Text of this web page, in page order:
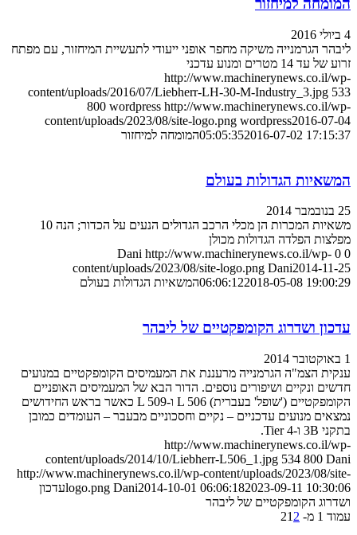
המומחה למיחזור
4 ביולי 2016
ליבהר הגרמנייה משיקה מחפר אופני ייעודי לתעשיית המיחזור, עם מפתח
זרוע של עד 14 מטרים ומנוע עדכני
http://www.machinerynews.co.il/wp-
content/uploads/2016/07/Liebherr-LH-30-M-Industry_3.jpg 533
800 wordpress http://www.machinerynews.co.il/wp-
content/uploads/2023/08/site-logo.png wordpress2016-07-04
05:05:352016-07-02 17:15:37 המומחה למיחזור
המשאיות הגדולות בעולם
25 בנובמבר 2014
משאיות המכרות הן מכלי הרכב הגדולים הנעים על הכדור; הנה 10
מפלצות הפלדה הגדולות מכולן
0
0
Dani http://www.machinerynews.co.il/wp-
content/uploads/2023/08/site-logo.png Dani2014-11-25
06:06:122018-05-08 19:00:29 המשאיות הגדולות בעולם
עדכון ושדרוג הקומפקטיים של ליבהר
1 באוקטובר 2014
ענקית הצמ"ה הגרמנייה מרעננת את המעמיסים הקומפקטיים במנועים
חדשים ונקיים ושיפורים נוספים. הדור הבא של המעמיסים האופניים
הקומפקטיים ('שופל' בעברית) L 506 ו-L 509 כאשר בראש החידושים
נמצאים מנועים עדכניים – נקיים וחסכוניים מבעבר – העומדים כמובן
בתקני 3B ו-Tier 4.
http://www.machinerynews.co.il/wp-
content/uploads/2014/10/Liebherr-L506_1.jpg 534 800 Dani
http://www.machinerynews.co.il/wp-content/uploads/2023/08/site-
logo.png Dani2014-10-01 06:06:182023-09-11 10:30:06
עדכון
ושדרוג הקומפקטיים של ליבהר
עמוד 1 מ- 2
1 2